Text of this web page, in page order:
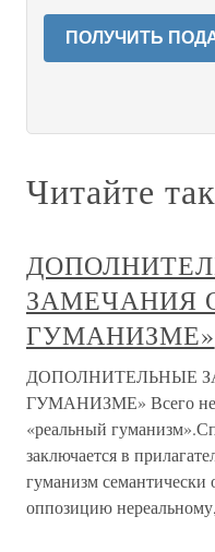
ПОЛУЧИТЬ
Читайте
ЗАМЕЧАНИЯ
ГУМАНИЗМЕ»
ДОПОЛНИТЕЛЬНЫЕ
ГУМАНИЗМЕ» Всего
«реальный
заключается в
гуманизм семантически
оппозицию